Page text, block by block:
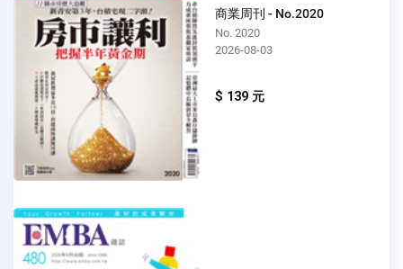
商業周刊 - No.2020
No. 2020
2026-08-03
$ 139 元